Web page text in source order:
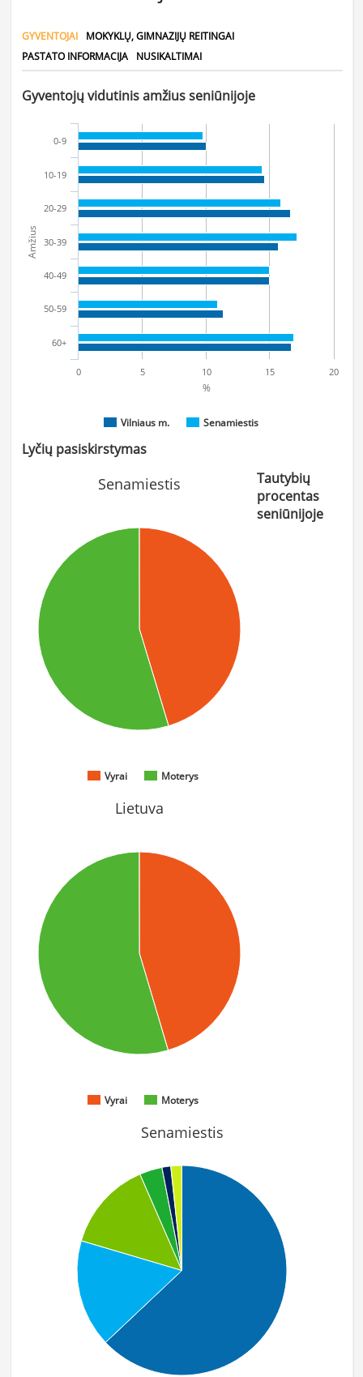
GYVENTOJAI
MOKYKLŲ, GIMNAZIJŲ REITINGAI
PASTATO INFORMACIJA
NUSIKALTIMAI
Gyventojų vidutinis amžius seniūnijoje
Amžius
%
Vilniaus m. Senamiestis
0-9
10-19
20-29
30-39
40-49
50-59
60+
0 5 10 15 20
Lyčių pasiskirstymas
Senamiestis
Vyrai Moterys
Lietuva
Vyrai Moterys
Tautybių
procentas
seniūnijoje
Senamiestis